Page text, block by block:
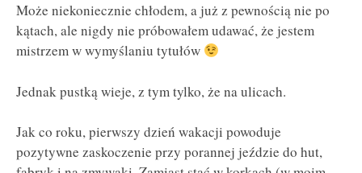
Może niekoniecznie chłodem, a już z pewnością nie po
kątach, ale nigdy nie próbowałem udawać, że jestem
mistrzem w wymyślaniu tytułów
Jednak pustką wieje, z tym tylko, że na ulicach.
Jak co roku, pierwszy dzień wakacji powoduje
pozytywne zaskoczenie przy porannej jeździe do hut,